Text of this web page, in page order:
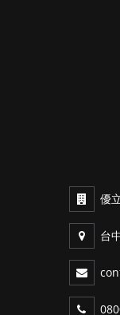
優
台